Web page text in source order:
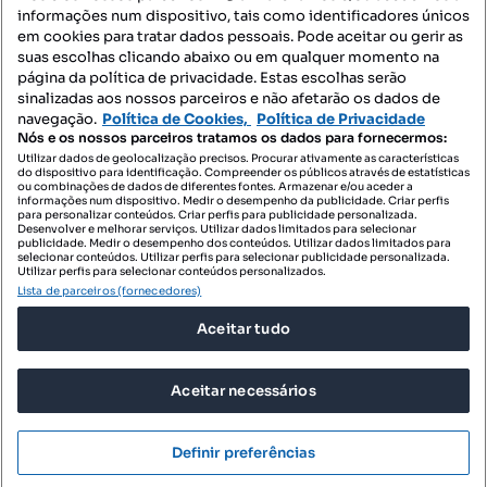
Mapa do Site
Contacte-nos
SIGA-NOS:
DESCARREGAR NA:
© 2026 Imovirtual.com, OLX Portugal, S.A.
TERMOS DE UTILIZAÇÃO
POLÍTICA DE PRIVACIDADE
CONFIGURAÇÕES DE PRIVACIDADE
informações num dispositivo, tais como identificadores únicos
em cookies para tratar dados pessoais. Pode aceitar ou gerir as
suas escolhas clicando abaixo ou em qualquer momento na
página da política de privacidade. Estas escolhas serão
sinalizadas aos nossos parceiros e não afetarão os dados de
navegação. Política de Cookies, Política de Privacidade
Nós e os nossos parceiros tratamos os dados para fornecermos:
Utilizar dados de geolocalização precisos. Procurar ativamente as características
do dispositivo para identificação. Compreender os públicos através de estatísticas
ou combinações de dados de diferentes fontes. Armazenar e/ou aceder a
informações num dispositivo. Medir o desempenho da publicidade. Criar perfis
para personalizar conteúdos. Criar perfis para publicidade personalizada.
Desenvolver e melhorar serviços. Utilizar dados limitados para selecionar
publicidade. Medir o desempenho dos conteúdos. Utilizar dados limitados para
selecionar conteúdos. Utilizar perfis para selecionar publicidade personalizada.
Utilizar perfis para selecionar conteúdos personalizados.
Lista de parceiros (fornecedores)
Aceitar tudo
Aceitar necessários
Definir preferências